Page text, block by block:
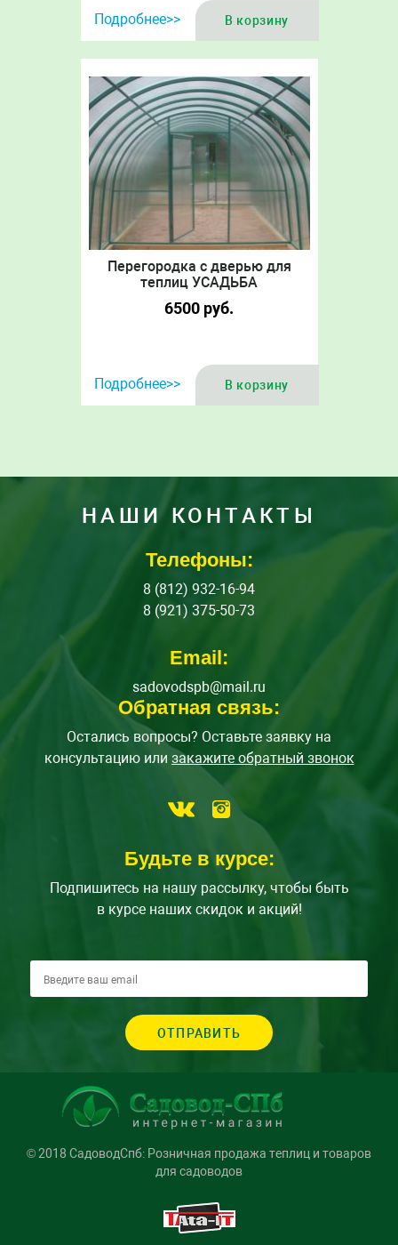
Подробнее>> В корзину
Перегородка с дверью для
теплиц УСАДЬБА
6500 руб.
Подробнее>> В корзину
НАШИ КОНТАКТЫ
Телефоны:
8 (812) 932-16-94
8 (921) 375-50-73
Email:
sadovodspb@mail.ru
Обратная связь:
Остались вопросы? Оставьте заявку на
консультацию или закажите обратный звонок
Будьте в курсе:
Подпишитесь на нашу рассылку, чтобы быть
в курсе наших скидок и акций!
ОТПРАВИТЬ
© 2018 СадоводСпб: Розничная продажа теплиц и товаров
для садоводов